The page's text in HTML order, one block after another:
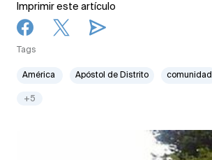
Imprimir este artículo
Tags
América Apóstol de Distrito comunidad
+5